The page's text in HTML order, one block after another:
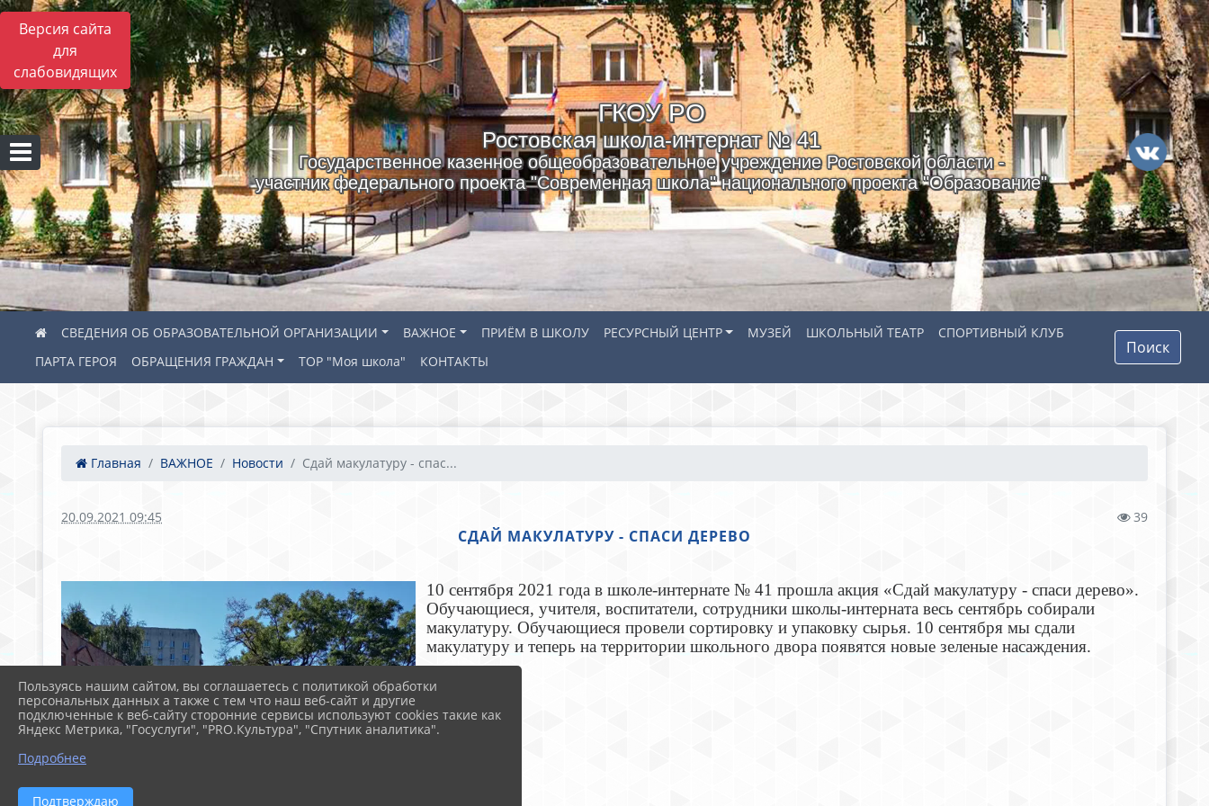
Версия сайта
для
слабовидящих
ГКОУ РO
Ростовская школа-интернат № 41
Государственное казенное общеобразовательное учреждение Ростовской области -
участник федерального проекта "Современная школа" национального проекта "Образование"
СВЕДЕНИЯ ОБ ОБРАЗОВАТЕЛЬНОЙ ОРГАНИЗАЦИИ ВАЖНОЕ ПРИЁМ В ШКОЛУ РЕСУРСНЫЙ ЦЕНТР МУЗЕЙ ШКОЛЬНЫЙ ТЕАТР
СПОРТИВНЫЙ КЛУБ
ПАРТА ГЕРОЯ
ОБРАЩЕНИЯ ГРАЖДАН ТОР "Моя школа" КОНТАКТЫ
Поиск
Главная ВАЖНОЕ Новости Сдай макулатуру - спас...
20.09.2021 09:45 39
СДАЙ МАКУЛАТУРУ - СПАСИ ДЕРЕВО
10 сентября 2021 года в школе-интернате № 41 прошла акция «Сдай макулатуру - спаси дерево».
Обучающиеся, учителя, воспитатели, сотрудники школы-интерната весь сентябрь собирали
макулатуру. Обучающиеся провели сортировку и упаковку сырья. 10 сентября мы сдали
макулатуру и теперь на территории школьного двора появятся новые зеленые насаждения.
Пользуясь нашим сайтом, вы соглашаетесь с политикой обработки
персональных данных а также с тем что наш веб-сайт и другие
подключенные к веб-сайту сторонние сервисы используют cookies такие как
Яндекс Метрика, "Госуслуги", "PRO.Культура", "Спутник аналитика".
Подробнее
Подтверждаю